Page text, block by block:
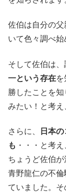
佐伯は自分の
いて色々調べ始
そして佐伯は、
一という存在
勝したことを
みたい！と考え
さらに、
日本
も ・・・と考
ちょうど佐伯
青野龍仁の不
ていました。